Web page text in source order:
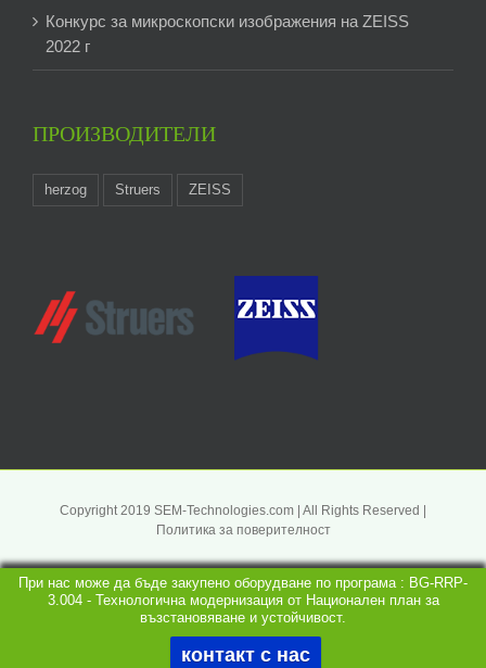
Конкурс за микроскопски изображения на ZEISS
2022 г
ПРОИЗВОДИТЕЛИ
herzog Struers ZEISS
Copyright 2019 SEM-Technologies.com | All Rights Reserved |
Политика за поверителност
При нас може да бъде закупено оборудване по програма : BG-RRP-
3.004 - Технологична модернизация от Национален план за
възстановяване и устойчивост.
контакт с нас